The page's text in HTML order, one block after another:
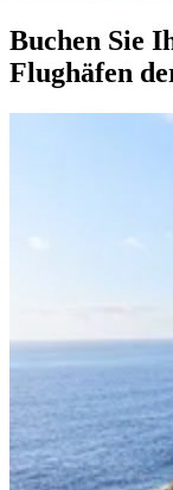
Buchen Sie
Flughäfen